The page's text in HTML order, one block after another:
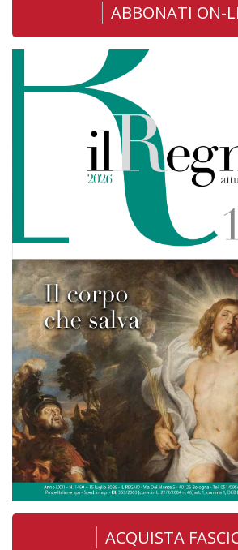
ABBONATI ON-
ACQUISTA